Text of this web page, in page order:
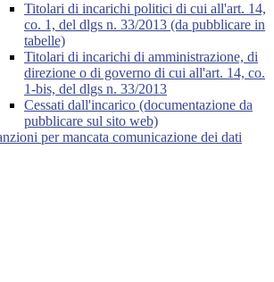
Titolari di incarichi politici di cui all'art. 14,
co. 1, del dlgs n. 33/2013 (da pubblicare in
tabelle)
Titolari di incarichi di amministrazione, di
direzione o di governo di cui all'art. 14, co.
1-bis, del dlgs n. 33/2013
Cessati dall'incarico (documentazione da
pubblicare sul sito web)
per mancata comunicazione dei dati